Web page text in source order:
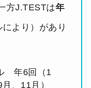
方J.TESTは年
により）があり
年6回（1
、11月）